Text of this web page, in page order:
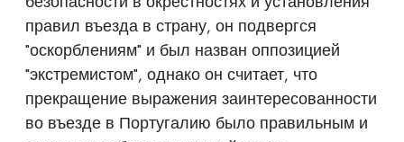
правил въезда в страну, он подвергся
"оскорблениям" и был назван оппозицией
"экстремистом", однако он считает, что
прекращение выражения заинтересованности
во въезде в Португалию было правильным и